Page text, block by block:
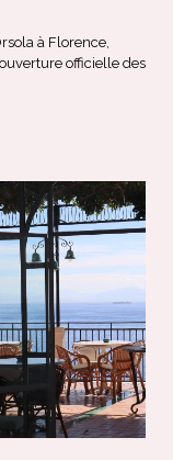
à Florence,
officielle des